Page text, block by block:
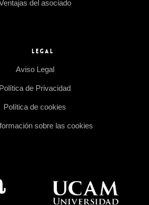
del asociado
LEGAL
Aviso Legal
Política de Privacidad
Política de cookies
sobre las cookies